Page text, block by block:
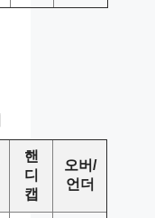
핸
디
캡
오버/
언더